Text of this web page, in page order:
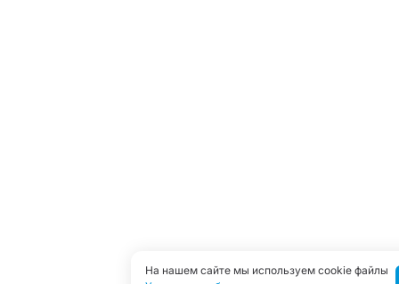
На нашем сайте мы используем cookie файлы